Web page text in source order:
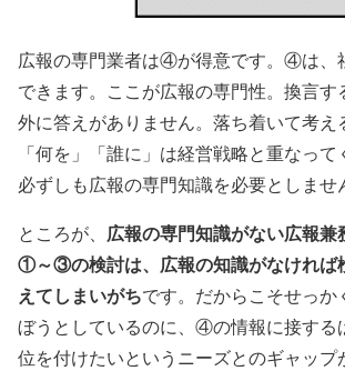
広報の専門業者は④が得意です。④は、
できます。ここが広報の専門性。換言
外に答えがありません。落ち着いて考え
「何を」「誰に」は経営戦略と重なって
必ずしも広報の専門知識を必要としませ
ところが、 広報の専門知識がない広報兼
①～③の検討は、広報の知識がなければ
えてしまいがちです。だからこそせっか
ぼうとしているのに、④の情報に接する
位を付けたいというニーズとのギャップ